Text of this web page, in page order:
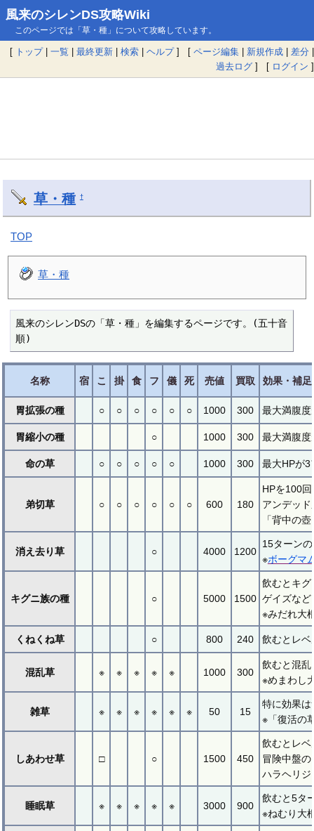
風来のシレンDS攻略Wiki
このページでは「草・種」について攻略しています。
[ トップ| 一覧 | 最終更新 | 検索 | ヘルプ] [ ページ編集 | 新規作成 | 差分 |
過去ログ ] [ ログイン ]
草・種 †
TOP
草・種
風来のシレンDSの「草・種」を編集するページです。(五十音
順)
名称 宿 こ 掛 食 フ 儀 死 売値 買取 効果・補足
胃拡張の種 ○ ○ ○ ○ ○ ○ 1000 300 最大満腹度
胃縮小の種 ○ 1000 300 最大満腹度
命の草 ○ ○ ○ ○ ○ 1000 300 最大HPが3
弟切草 ○ ○ ○ ○ ○ ○ 600 180
HPを100
アンデッ
「背中の
消え去り草 ○ 4000 1200
15ターン
※ボーグマ
キグニ族の種 ○ 5000 1500
飲むとキグ
ゲイズなど
※みだれ大
くねくね草 ○ 800 240 飲むとレベ
混乱草 ※ ※ ※ ※ ※ 1000 300
飲むと混乱
※めまわし
雑草 ※ ※ ※ ※ ※ ※ 50 15
特に効果は
※「復活の
しあわせ草 □ ○ 1500 450
飲むとレベ
冒険中盤
ハラヘリジ
睡眠草 ※ ※ ※ ※ ※ 3000 900
飲むと5タ
※ねむり大